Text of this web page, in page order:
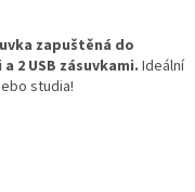
zapuštěná do
2 USB zásuvkami. Ideální
studia!